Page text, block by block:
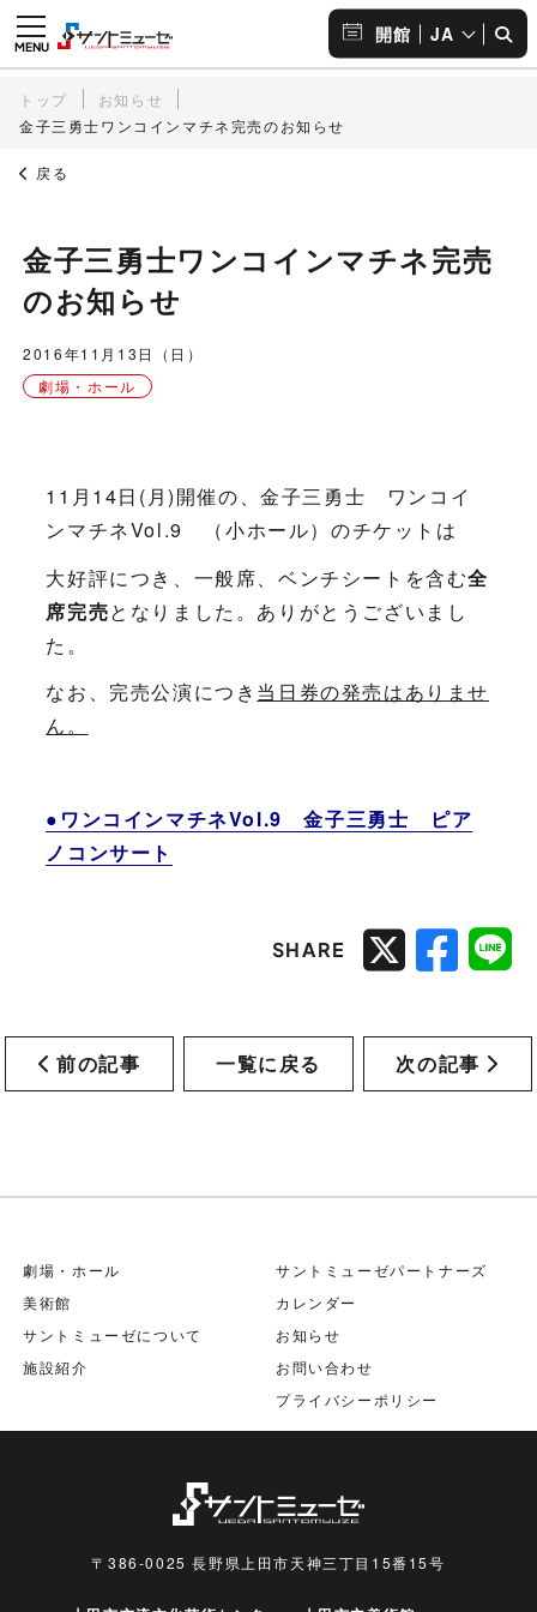
開館 JA
トップ
お知らせ
金子三勇士ワンコインマチネ完売のお知らせ
戻る
金子三勇士ワンコインマチネ完売
のお知らせ
2016年11月13日（日）
劇場・ホール
11月14日(月)開催の、金子三勇士 ワンコイ
ンマチネVol.9 （小ホール）のチケットは
大好評につき、一般席、ベンチシートを含む全
席完売となりました。ありがとうございまし
た。
なお、完売公演につき 当日券の発売はありませ
ん。
●ワンコインマチネVol.9 金子三勇士 ピア
ノコンサート
SHARE
前の記事 一覧に戻る 次の記事
劇場・ホール
美術館
サントミューゼについて
施設紹介
サントミューゼパートナーズ
カレンダー
お知らせ
お問い合わせ
プライバシーポリシー
〒386-0025 長野県上田市天神三丁目15番15号